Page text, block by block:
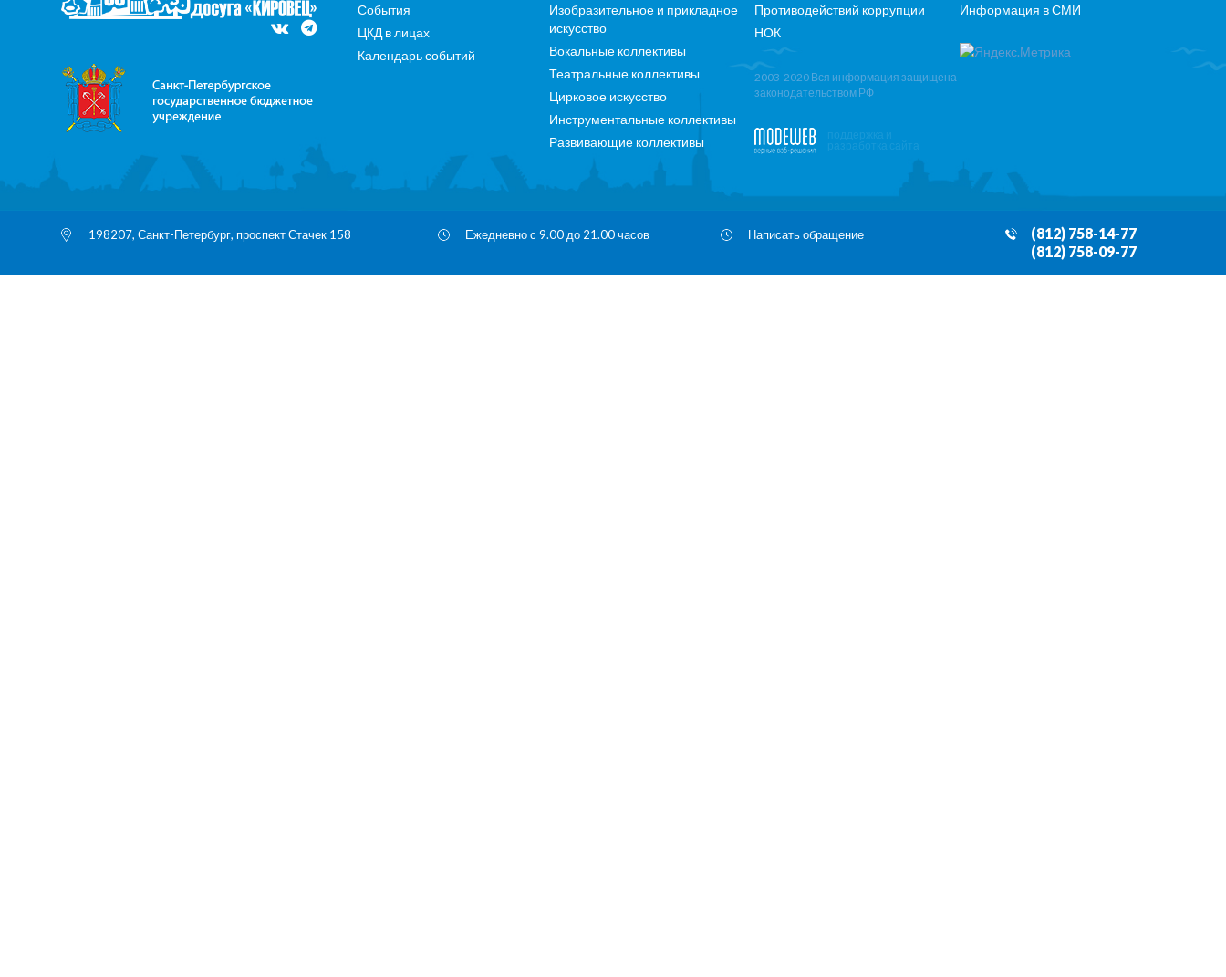
События
ЦКД в лицах
Календарь событий
Изобразительное и прикладное
искусство
Вокальные коллективы
Театральные коллективы
Цирковое искусство
Инструментальные коллективы
Развивающие коллективы
Противодействий коррупции
НОК
2003-2020 Вся информация защищена
законодательством РФ
поддержка и
разработка сайта
Информация в СМИ
198207, Санкт-Петербург, проспект Стачек 158 Ежедневно с 9.00 до 21.00 часов Написать обращение
(812) 758-14-77
(812) 758-09-77